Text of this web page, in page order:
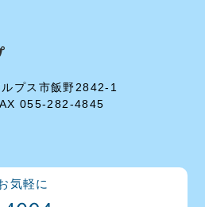
プス市飯野2842-1
055-282-4845
気軽に